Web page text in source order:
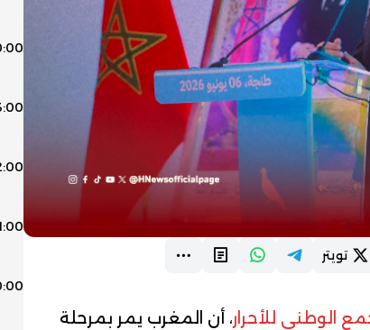
تويتر
الوطني للأحرار، أن المغرب يمر بمرحلة